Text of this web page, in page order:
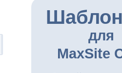
для
MaxSite